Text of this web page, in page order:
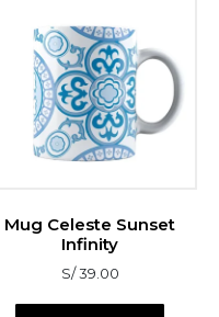
Mug Celeste Sunset
Infinity
S/39.00